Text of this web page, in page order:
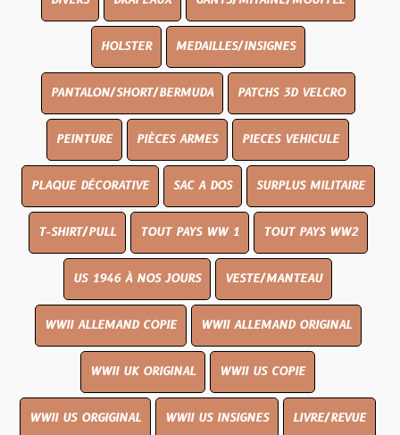
HOLSTER MEDAILLES/INSIGNES
PANTALON/SHORT/BERMUDA PATCHS 3D VELCRO
PEINTURE PIÈCES ARMES PIECES VEHICULE
PLAQUE DÉCORATIVE SAC A DOS SURPLUS MILITAIRE
T-SHIRT/PULL TOUT PAYS WW 1 TOUT PAYS WW2
US 1946 À NOS JOURS VESTE/MANTEAU
WWII ALLEMAND COPIE WWII ALLEMAND ORIGINAL
WWII UK ORIGINAL WWII US COPIE
WWII US ORGIGINAL WWII US INSIGNES LIVRE/REVUE